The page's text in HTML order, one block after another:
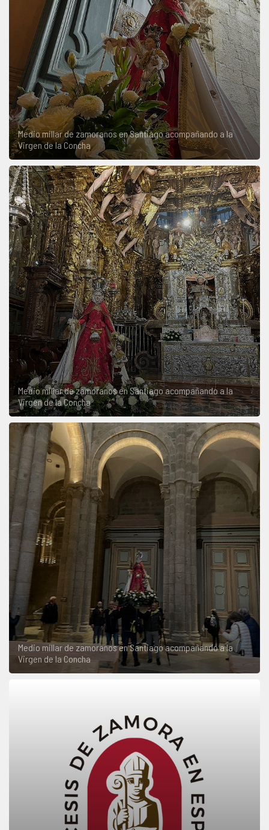
Medio millar de zamoranos en Santiago acompañando a la
Virgen de la Concha
Medio millar de zamoranos en Santiago acompañando a la
Virgen de la Concha
Medio millar de zamoranos en Santiago acompañando a la
Virgen de la Concha